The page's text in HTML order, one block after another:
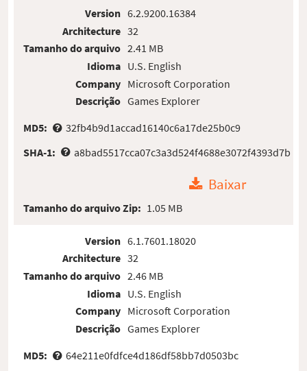
Version
Architecture
Tamanho do arquivo
Idioma
Company
Descrição
6.2.9200.16384
32
2.41 MB
U.S. English
Microsoft Corporation
Games Explorer
MD5:
32fb4b9d1accad16140c6a17de25b0c9
SHA-1:
a8bad5517cca07c3a3d524f4688e3072f4393d7b
Baixar
Tamanho do arquivo Zip: 1.05 MB
Version
Architecture
Tamanho do arquivo
Idioma
Company
Descrição
6.1.7601.18020
32
2.46 MB
U.S. English
Microsoft Corporation
Games Explorer
MD5:
64e211e0fdfce4d186df58bb7d0503bc